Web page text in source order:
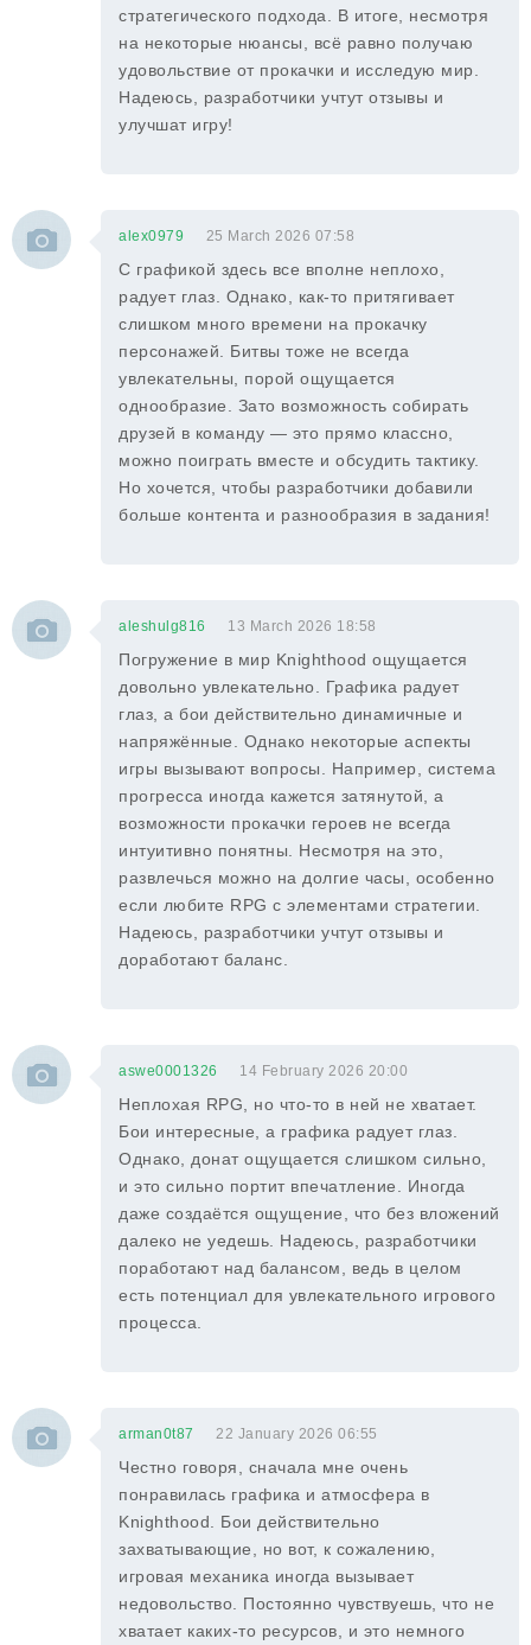
стратегического подхода. В итоге, несмотря
на некоторые нюансы, всё равно получаю
удовольствие от прокачки и исследую мир.
Надеюсь, разработчики учтут отзывы и
улучшат игру!
alex0979 25 March 2026 07:58
С графикой здесь все вполне неплохо,
радует глаз. Однако, как-то притягивает
слишком много времени на прокачку
персонажей. Битвы тоже не всегда
увлекательны, порой ощущается
однообразие. Зато возможность собирать
друзей в команду — это прямо классно,
можно поиграть вместе и обсудить тактику.
Но хочется, чтобы разработчики добавили
больше контента и разнообразия в задания!
aleshulg816 13 March 2026 18:58
Погружение в мир Knighthood ощущается
довольно увлекательно. Графика радует
глаз, а бои действительно динамичные и
напряжённые. Однако некоторые аспекты
игры вызывают вопросы. Например, система
прогресса иногда кажется затянутой, а
возможности прокачки героев не всегда
интуитивно понятны. Несмотря на это,
развлечься можно на долгие часы, особенно
если любите RPG с элементами стратегии.
Надеюсь, разработчики учтут отзывы и
доработают баланс.
aswe0001326 14 February 2026 20:00
Неплохая RPG, но что-то в ней не хватает.
Бои интересные, а графика радует глаз.
Однако, донат ощущается слишком сильно,
и это сильно портит впечатление. Иногда
даже создаётся ощущение, что без вложений
далеко не уедешь. Надеюсь, разработчики
поработают над балансом, ведь в целом
есть потенциал для увлекательного игрового
процесса.
arman0t87 22 January 2026 06:55
Честно говоря, сначала мне очень
понравилась графика и атмосфера в
Knighthood. Бои действительно
захватывающие, но вот, к сожалению,
игровая механика иногда вызывает
недовольство. Постоянно чувствуешь, что не
хватает каких-то ресурсов, и это немного